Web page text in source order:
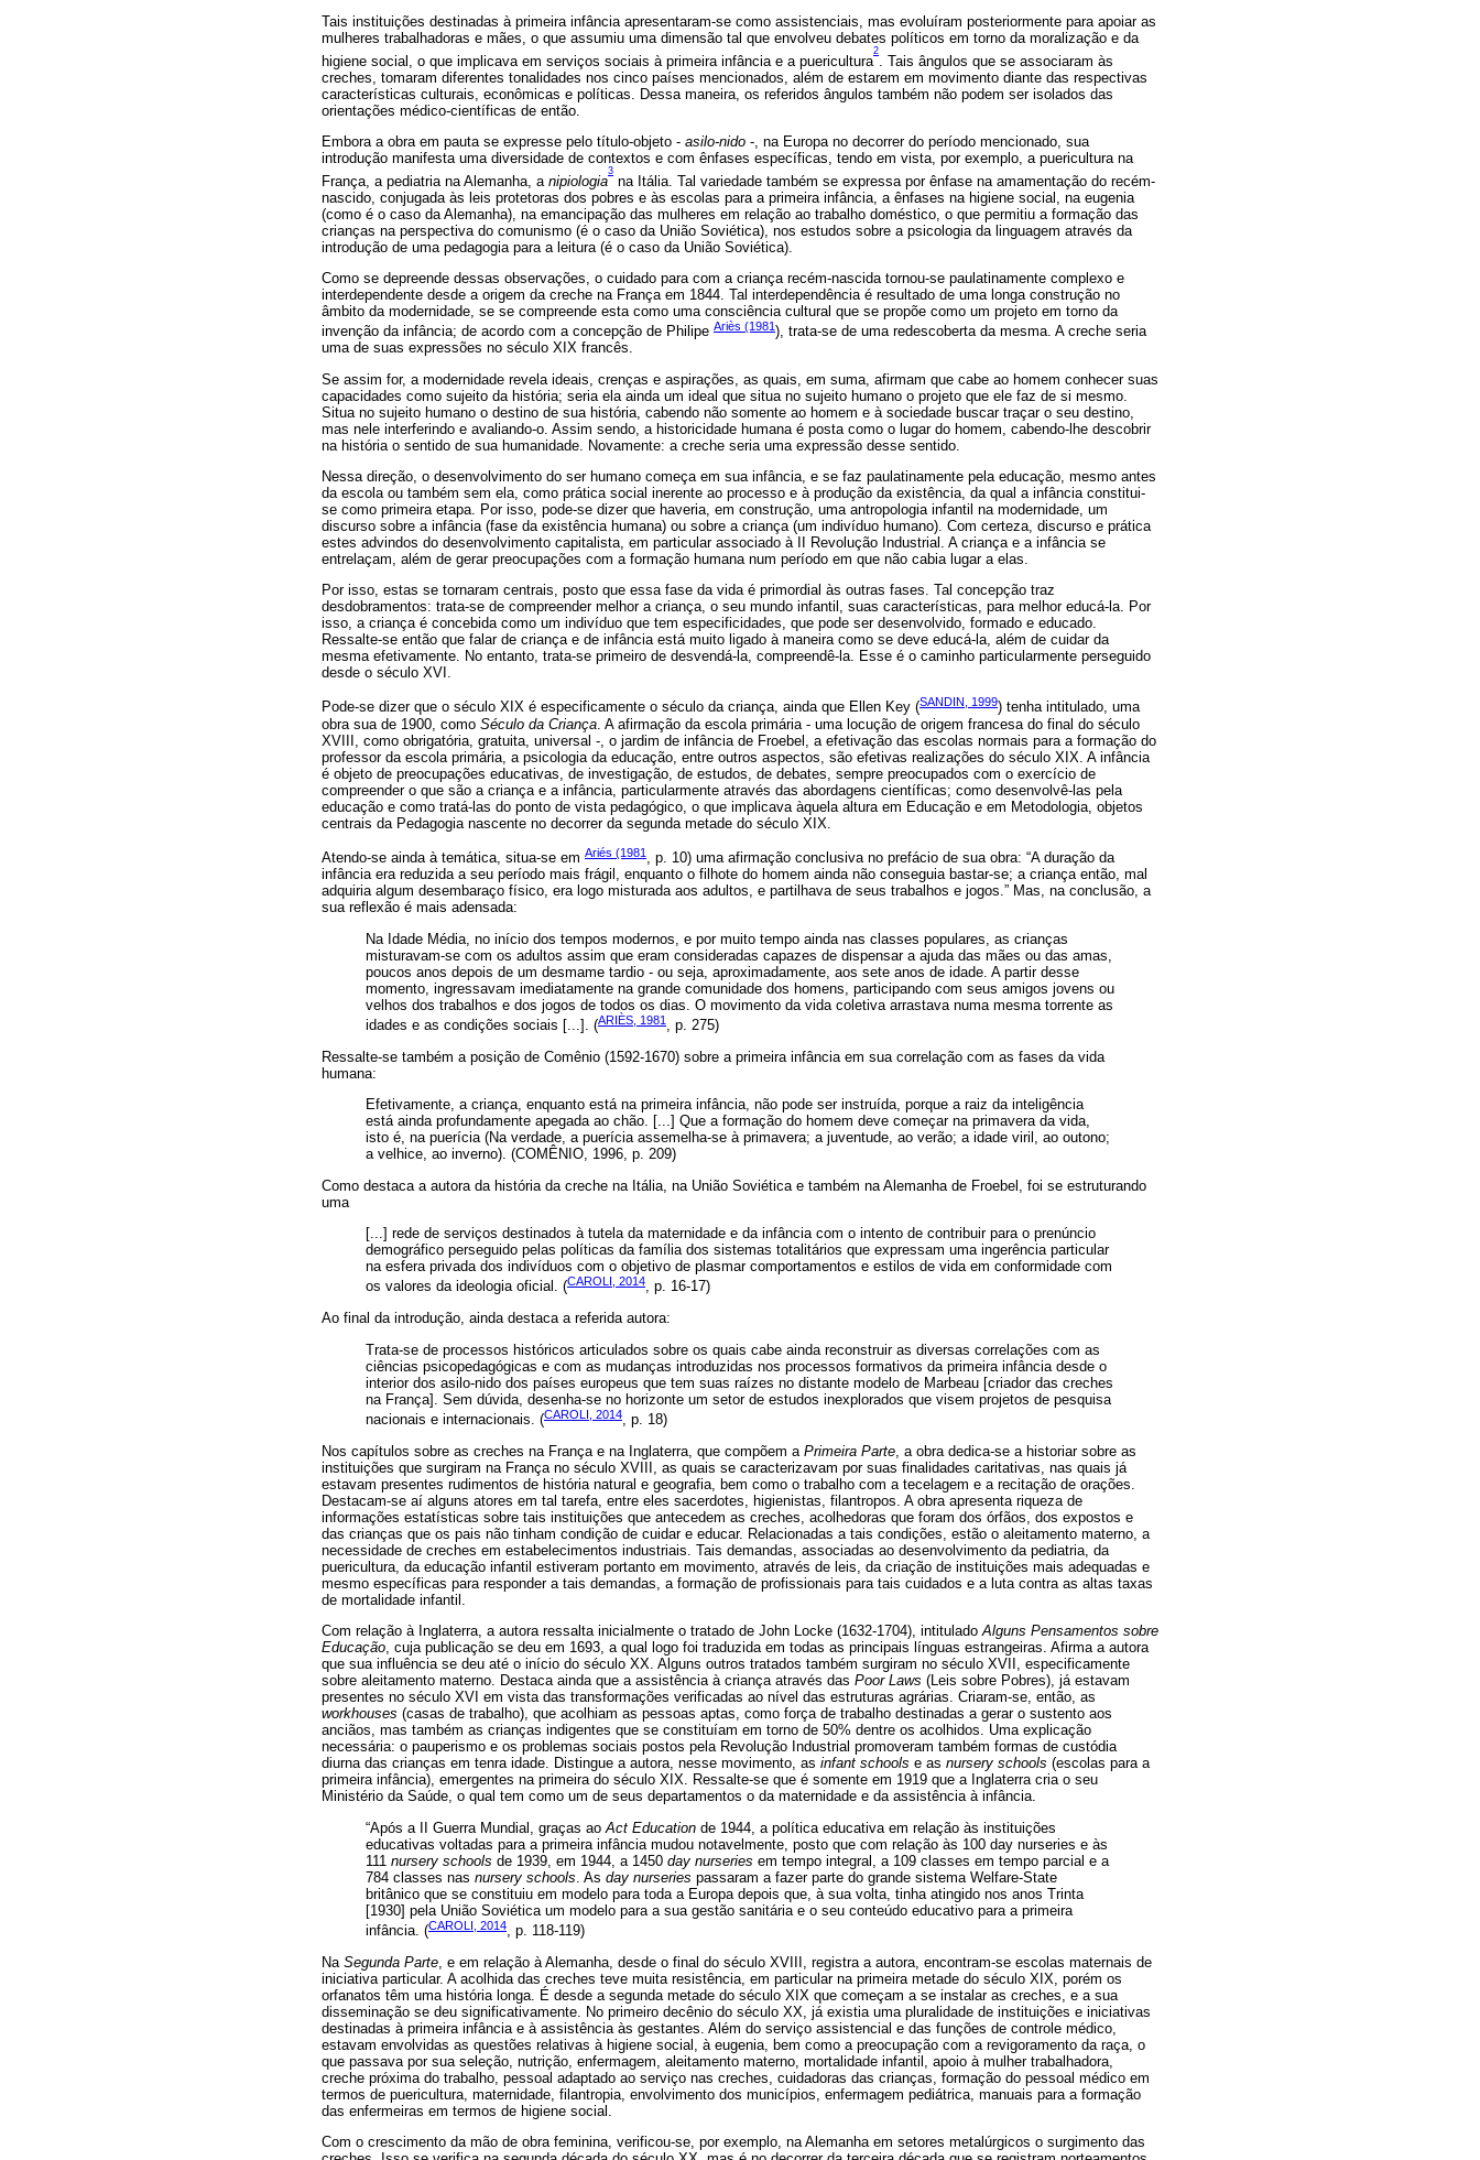
Tais instituições destinadas à primeira infância apresentaram-se como assistenciais, mas evoluíram posteriormente para apoiar as
mulheres trabalhadoras e mães, o que assumiu uma dimensão tal que envolveu debates políticos em torno da moralização e da
higiene social, o que implicava em serviços sociais à primeira infância e a puericultura
2
. Tais ângulos que se associaram às
creches, tomaram diferentes tonalidades nos cinco países mencionados, além de estarem em movimento diante das respectivas
características culturais, econômicas e políticas. Dessa maneira, os referidos ângulos também não podem ser isolados das
orientações médico-científicas de então.
Embora a obra em pauta se expresse pelo título-objeto - asilo-nido -, na Europa no decorrer do período mencionado, sua
introdução manifesta uma diversidade de contextos e com ênfases específicas, tendo em vista, por exemplo, a puericultura na
França, a pediatria na Alemanha, a nipiologia
3
na Itália. Tal variedade também se expressa por ênfase na amamentação do recém-
nascido, conjugada às leis protetoras dos pobres e às escolas para a primeira infância, a ênfases na higiene social, na eugenia
(como é o caso da Alemanha), na emancipação das mulheres em relação ao trabalho doméstico, o que permitiu a formação das
crianças na perspectiva do comunismo (é o caso da União Soviética), nos estudos sobre a psicologia da linguagem através da
introdução de uma pedagogia para a leitura (é o caso da União Soviética).
Como se depreende dessas observações, o cuidado para com a criança recém-nascida tornou-se paulatinamente complexo e
interdependente desde a origem da creche na França em 1844. Tal interdependência é resultado de uma longa construção no
âmbito da modernidade, se se compreende esta como uma consciência cultural que se propõe como um projeto em torno da
invenção da infância; de acordo com a concepção de Philipe Ariès (1981), trata-se de uma redescoberta da mesma. A creche seria
uma de suas expressões no século XIX francês.
Se assim for, a modernidade revela ideais, crenças e aspirações, as quais, em suma, afirmam que cabe ao homem conhecer suas
capacidades como sujeito da história; seria ela ainda um ideal que situa no sujeito humano o projeto que ele faz de si mesmo.
Situa no sujeito humano o destino de sua história, cabendo não somente ao homem e à sociedade buscar traçar o seu destino,
mas nele interferindo e avaliando-o. Assim sendo, a historicidade humana é posta como o lugar do homem, cabendo-lhe descobrir
na história o sentido de sua humanidade. Novamente: a creche seria uma expressão desse sentido.
Nessa direção, o desenvolvimento do ser humano começa em sua infância, e se faz paulatinamente pela educação, mesmo antes
da escola ou também sem ela, como prática social inerente ao processo e à produção da existência, da qual a infância constitui-
se como primeira etapa. Por isso, pode-se dizer que haveria, em construção, uma antropologia infantil na modernidade, um
discurso sobre a infância (fase da existência humana) ou sobre a criança (um indivíduo humano). Com certeza, discurso e prática
estes advindos do desenvolvimento capitalista, em particular associado à II Revolução Industrial. A criança e a infância se
entrelaçam, além de gerar preocupações com a formação humana num período em que não cabia lugar a elas.
Por isso, estas se tornaram centrais, posto que essa fase da vida é primordial às outras fases. Tal concepção traz
desdobramentos: trata-se de compreender melhor a criança, o seu mundo infantil, suas características, para melhor educá-la. Por
isso, a criança é concebida como um indivíduo que tem especificidades, que pode ser desenvolvido, formado e educado.
Ressalte-se então que falar de criança e de infância está muito ligado à maneira como se deve educá-la, além de cuidar da
mesma efetivamente. No entanto, trata-se primeiro de desvendá-la, compreendê-la. Esse é o caminho particularmente perseguido
desde o século XVI.
Pode-se dizer que o século XIX é especificamente o século da criança, ainda que Ellen Key (SANDIN, 1999) tenha intitulado, uma
obra sua de 1900, como Século da Criança . A afirmação da escola primária - uma locução de origem francesa do final do século
XVIII, como obrigatória, gratuita, universal -, o jardim de infância de Froebel, a efetivação das escolas normais para a formação do
professor da escola primária, a psicologia da educação, entre outros aspectos, são efetivas realizações do século XIX. A infância
é objeto de preocupações educativas, de investigação, de estudos, de debates, sempre preocupados com o exercício de
compreender o que são a criança e a infância, particularmente através das abordagens científicas; como desenvolvê-las pela
educação e como tratá-las do ponto de vista pedagógico, o que implicava àquela altura em Educação e em Metodologia, objetos
centrais da Pedagogia nascente no decorrer da segunda metade do século XIX.
Atendo-se ainda à temática, situa-se em Ariés (1981 , p. 10) uma afirmação conclusiva no prefácio de sua obra: “A duração da
infância era reduzida a seu período mais frágil, enquanto o filhote do homem ainda não conseguia bastar-se; a criança então, mal
adquiria algum desembaraço físico, era logo misturada aos adultos, e partilhava de seus trabalhos e jogos.” Mas, na conclusão, a
sua reflexão é mais adensada:
Na Idade Média, no início dos tempos modernos, e por muito tempo ainda nas classes populares, as crianças
misturavam-se com os adultos assim que eram consideradas capazes de dispensar a ajuda das mães ou das amas,
poucos anos depois de um desmame tardio - ou seja, aproximadamente, aos sete anos de idade. A partir desse
momento, ingressavam imediatamente na grande comunidade dos homens, participando com seus amigos jovens ou
velhos dos trabalhos e dos jogos de todos os dias. O movimento da vida coletiva arrastava numa mesma torrente as
idades e as condições sociais [...]. (ARIÈS, 1981 , p. 275)
Ressalte-se também a posição de Comênio (1592-1670) sobre a primeira infância em sua correlação com as fases da vida
humana:
Efetivamente, a criança, enquanto está na primeira infância, não pode ser instruída, porque a raiz da inteligência
está ainda profundamente apegada ao chão. [...] Que a formação do homem deve começar na primavera da vida,
isto é, na puerícia (Na verdade, a puerícia assemelha-se à primavera; a juventude, ao verão; a idade viril, ao outono;
a velhice, ao inverno). (COMÊNIO, 1996, p. 209)
Como destaca a autora da história da creche na Itália, na União Soviética e também na Alemanha de Froebel, foi se estruturando
uma
[...] rede de serviços destinados à tutela da maternidade e da infância com o intento de contribuir para o prenúncio
demográfico perseguido pelas políticas da família dos sistemas totalitários que expressam uma ingerência particular
na esfera privada dos indivíduos com o objetivo de plasmar comportamentos e estilos de vida em conformidade com
os valores da ideologia oficial. (CAROLI, 2014, p. 16-17)
Ao final da introdução, ainda destaca a referida autora:
Trata-se de processos históricos articulados sobre os quais cabe ainda reconstruir as diversas correlações com as
ciências psicopedagógicas e com as mudanças introduzidas nos processos formativos da primeira infância desde o
interior dos asilo-nido dos países europeus que tem suas raízes no distante modelo de Marbeau [criador das creches
na França]. Sem dúvida, desenha-se no horizonte um setor de estudos inexplorados que visem projetos de pesquisa
nacionais e internacionais. (CAROLI, 2014, p. 18)
Nos capítulos sobre as creches na França e na Inglaterra, que compõem a Primeira Parte, a obra dedica-se a historiar sobre as
instituições que surgiram na França no século XVIII, as quais se caracterizavam por suas finalidades caritativas, nas quais já
estavam presentes rudimentos de história natural e geografia, bem como o trabalho com a tecelagem e a recitação de orações.
Destacam-se aí alguns atores em tal tarefa, entre eles sacerdotes, higienistas, filantropos. A obra apresenta riqueza de
informações estatísticas sobre tais instituições que antecedem as creches, acolhedoras que foram dos órfãos, dos expostos e
das crianças que os pais não tinham condição de cuidar e educar. Relacionadas a tais condições, estão o aleitamento materno, a
necessidade de creches em estabelecimentos industriais. Tais demandas, associadas ao desenvolvimento da pediatria, da
puericultura, da educação infantil estiveram portanto em movimento, através de leis, da criação de instituições mais adequadas e
mesmo específicas para responder a tais demandas, a formação de profissionais para tais cuidados e a luta contra as altas taxas
de mortalidade infantil.
Com relação à Inglaterra, a autora ressalta inicialmente o tratado de John Locke (1632-1704), intituladoAlguns Pensamentos sobre
Educação, cuja publicação se deu em 1693, a qual logo foi traduzida em todas as principais línguas estrangeiras. Afirma a autora
que sua influência se deu até o início do século XX. Alguns outros tratados também surgiram no século XVII, especificamente
sobre aleitamento materno. Destaca ainda que a assistência à criança através das Poor Laws (Leis sobre Pobres), já estavam
presentes no século XVI em vista das transformações verificadas ao nível das estruturas agrárias. Criaram-se, então, as
workhouses (casas de trabalho), que acolhiam as pessoas aptas, como força de trabalho destinadas a gerar o sustento aos
anciãos, mas também as crianças indigentes que se constituíam em torno de 50% dentre os acolhidos. Uma explicação
necessária: o pauperismo e os problemas sociais postos pela Revolução Industrial promoveram também formas de custódia
diurna das crianças em tenra idade. Distingue a autora, nesse movimento, as infant schools e as nursery schools (escolas para a
primeira infância), emergentes na primeira do século XIX. Ressalte-se que é somente em 1919 que a Inglaterra cria o seu
Ministério da Saúde, o qual tem como um de seus departamentos o da maternidade e da assistência à infância.
“Após a II Guerra Mundial, graças ao Act Education de 1944, a política educativa em relação às instituições
educativas voltadas para a primeira infância mudou notavelmente, posto que com relação às 100 day nurseries e às
111 nursery schools de 1939, em 1944, a 1450 day nurseries em tempo integral, a 109 classes em tempo parcial e a
784 classes nas nursery schools . As day nurseries passaram a fazer parte do grande sistema Welfare-State
britânico que se constituiu em modelo para toda a Europa depois que, à sua volta, tinha atingido nos anos Trinta
[1930] pela União Soviética um modelo para a sua gestão sanitária e o seu conteúdo educativo para a primeira
infância. (CAROLI, 2014, p. 118-119)
Na Segunda Parte , e em relação à Alemanha, desde o final do século XVIII, registra a autora, encontram-se escolas maternais de
iniciativa particular. A acolhida das creches teve muita resistência, em particular na primeira metade do século XIX, porém os
orfanatos têm uma história longa. É desde a segunda metade do século XIX que começam a se instalar as creches, e a sua
disseminação se deu significativamente. No primeiro decênio do século XX, já existia uma pluralidade de instituições e iniciativas
destinadas à primeira infância e à assistência às gestantes. Além do serviço assistencial e das funções de controle médico,
estavam envolvidas as questões relativas à higiene social, à eugenia, bem como a preocupação com a revigoramento da raça, o
que passava por sua seleção, nutrição, enfermagem, aleitamento materno, mortalidade infantil, apoio à mulher trabalhadora,
creche próxima do trabalho, pessoal adaptado ao serviço nas creches, cuidadoras das crianças, formação do pessoal médico em
termos de puericultura, maternidade, filantropia, envolvimento dos municípios, enfermagem pediátrica, manuais para a formação
das enfermeiras em termos de higiene social.
Com o crescimento da mão de obra feminina, verificou-se, por exemplo, na Alemanha em setores metalúrgicos o surgimento das